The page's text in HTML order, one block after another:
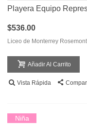
Playera Equipo
$536.00
Liceo de Monterrey
Añadir Al Carrito
Vista Rápida
Niña